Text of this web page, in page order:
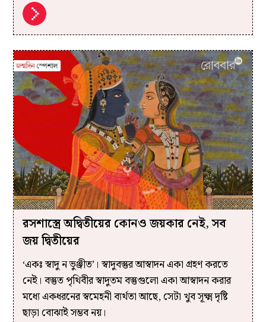
রসশাস্ত্রে অদ্বিতীয়ের কোনও জয়কার নেই, সব
জয় দ্বিতীয়ের
‘একঃ স্বাদু ন ভুঞ্জীত’। স্বাদুবস্তুর আস্বাদন একা গ্রহণ করতে
নেই। বস্তুত পৃথিবীর স্বাদুতম বস্তুগুলো একা আস্বাদন করার
মধ্যে একধরনের স্বমেহনী ব্যর্থতা আছে, সেটা খুব সূক্ষ্ম দৃষ্টি
ছাড়া বোঝাই সম্ভব নয়।